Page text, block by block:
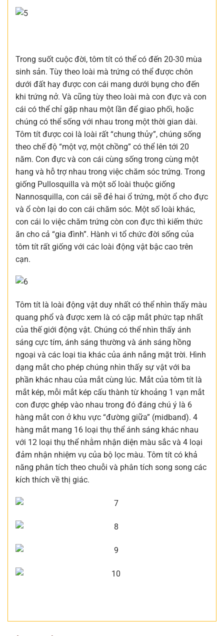
Trong suốt cuộc đời, tôm tít có thể có đến 20-30 mùa
sinh sản. Tùy theo loài mà trứng có thể được chôn
dưới đất hay được con cái mang dưới bụng cho đến
khi trứng nở. Và cũng tùy theo loài mà con đực và con
cái có thể chỉ gặp nhau một lần để giao phối, hoặc
chúng có thể sống với nhau trong một thời gian dài.
Tôm tít được coi là loài rất “chung thủy”, chúng sống
theo chế độ “một vợ, một chồng” có thể lên tới 20
năm. Con đực và con cái cùng sống trong cùng một
hang và hỗ trợ nhau trong việc chăm sóc trứng. Trong
giống Pullosquilla và một số loài thuộc giống
Nannosquilla, con cái sẽ đẻ hai ổ trứng, một ổ cho đực
và ổ còn lại do con cái chăm sóc. Một số loài khác,
con cái lo việc chăm trứng còn con đực thì kiếm thức
ăn cho cả “gia đình”. Hành vi tổ chức đời sống của
tôm tít rất giống với các loài động vật bậc cao trên
cạn.
Tôm tít là loài động vật duy nhất có thể nhìn thấy màu
quang phổ và được xem là có cặp mắt phức tạp nhất
của thế giới động vật. Chúng có thể nhìn thấy ánh
sáng cực tím, ánh sáng thường và ánh sáng hồng
ngoại và các loại tia khác của ánh nắng mặt trời. Hình
dạng mắt cho phép chúng nhìn thấy sự vật với ba
phần khác nhau của mắt cùng lúc. Mắt của tôm tít là
mắt kép, mỗi mắt kép cấu thành từ khoảng 1 vạn mắt
con được ghép vào nhau trong đó đáng chú ý là 6
hàng mắt con ở khu vực “đường giữa” (midband). 4
hàng mắt mang 16 loại thụ thể ánh sáng khác nhau
với 12 loại thụ thể nhằm nhận diện màu sắc và 4 loại
đảm nhận nhiệm vụ của bộ lọc màu. Tôm tít có khả
năng phân tích theo chuỗi và phân tích song song các
kích thích về thị giác.